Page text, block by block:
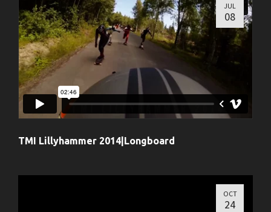
JUL
08
TMI Lillyhammer 2014|Longboard
OCT
24